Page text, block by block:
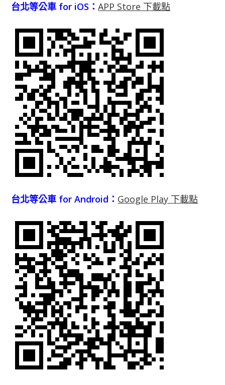
台北等公車 for iOS：APP Store 下載點
台北等公車 for Android： Google Play 下載點